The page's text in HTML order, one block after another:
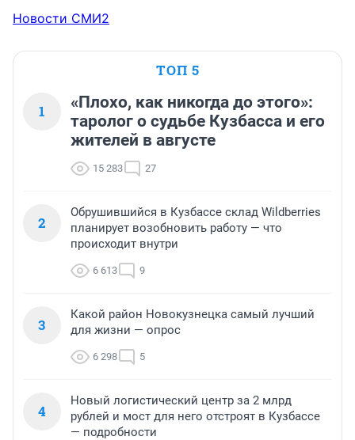
Новости СМИ2
ТОП 5
1
«Плохо, как никогда до этого»:
таролог о судьбе Кузбасса и его
жителей в августе
15 283 27
2
Обрушившийся в Кузбассе склад Wildberries
планирует возобновить работу — что
происходит внутри
6 613 9
3
Какой район Новокузнецка самый лучший
для жизни — опрос
6 298 5
4
Новый логистический центр за 2 млрд
рублей и мост для него отстроят в Кузбассе
— подробности